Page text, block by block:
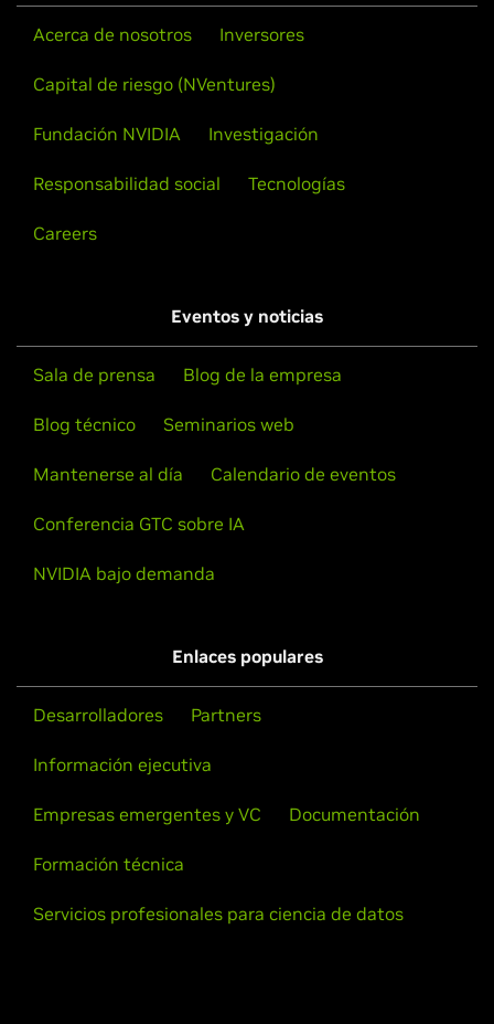
Acerca de nosotros Inversores
Capital de riesgo (NVentures)
Fundación NVIDIA Investigación
Responsabilidad social Tecnologías
Careers
Eventos y noticias
Sala de prensa Blog de la empresa
Blog técnico Seminarios web
Mantenerse al día Calendario de eventos
Conferencia GTC sobre IA
NVIDIA bajo demanda
Enlaces populares
Desarrolladores Partners
Información ejecutiva
Empresas emergentes y VC Documentación
Formación técnica
Servicios profesionales para ciencia de datos